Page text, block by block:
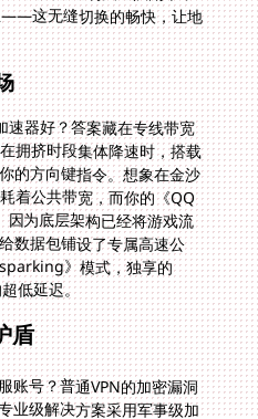
速器好？答案藏在专线带宽
拥挤时段集体降速时，搭载
的方向键指令。想象在金沙
着公共带宽，而你的《QQ
因为底层架构已经将游戏流
数据包铺设了专属高速公
sparking》模式，独享的
低延迟。
盾
账号？普通VPN的加密漏洞
业级解决方案采用军事级加
上防弹衣。特别在打《原
时，双重AES-256加密确保
的某个路由节点被截胡。更
警告——当你同时在北京时
服务器时，腾讯安全系统常